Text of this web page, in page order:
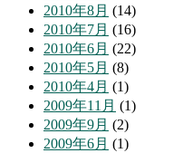
2010年8月 (14)
2010年7月 (16)
2010年6月 (22)
2010年5月 (8)
2010年4月 (1)
2009年11月 (1)
2009年9月 (2)
2009年6月 (1)